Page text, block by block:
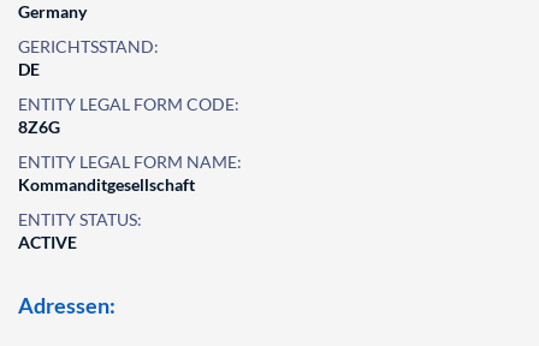
Germany
GERICHTSSTAND:
DE
ENTITY LEGAL FORM CODE:
8Z6G
ENTITY LEGAL FORM NAME:
Kommanditgesellschaft
ENTITY STATUS:
ACTIVE
Adressen: